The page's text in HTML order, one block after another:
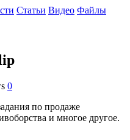
Статьи Видео Файлы
0
по продаже
и многое другое.